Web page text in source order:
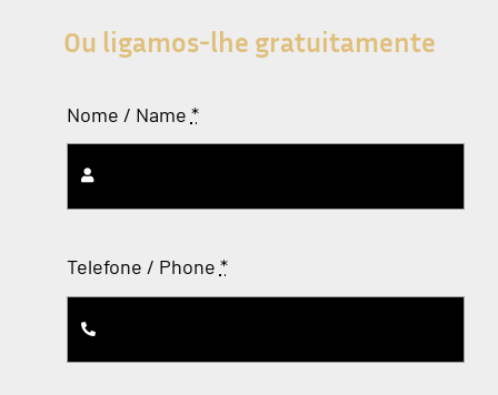
Ou ligamos-lhe gratuitamente
Nome / Name *
Telefone / Phone *